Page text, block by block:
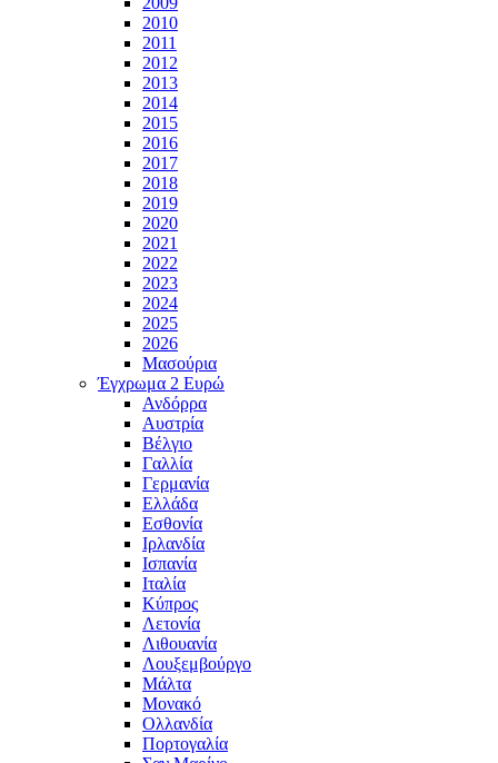
2010
2011
2012
2013
2014
2015
2016
2017
2018
2019
2020
2021
2022
2023
2024
2025
2026
Μασούρια
Έγχρωμα 2 Ευρώ
Ανδόρρα
Αυστρία
Βέλγιο
Γαλλία
Γερμανία
Ελλάδα
Εσθονία
Ιρλανδία
Ισπανία
Ιταλία
Κύπρος
Λετονία
Λιθουανία
Λουξεμβούργο
Μάλτα
Μονακό
Ολλανδία
Πορτογαλία